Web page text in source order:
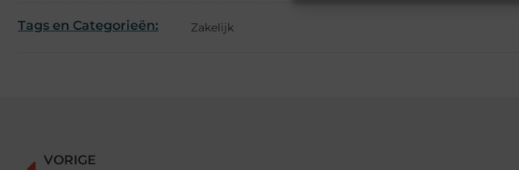
Tags en Categorieën: Zakelijk
VORIGE